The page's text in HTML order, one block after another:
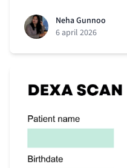
Neha Gunnoo
6 april 2026